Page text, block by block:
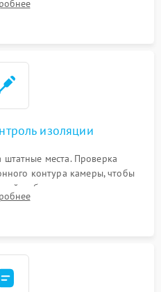
контактов и замена
изоляции
штатные места. Проверка
контура камеры, чтобы
мебели и потерю тепла.
и сборка корпуса шкафа.